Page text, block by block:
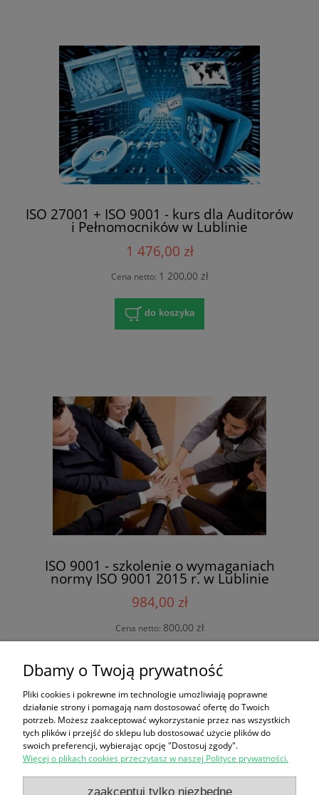
ISO 27001 + ISO 9001 - kurs dla Auditorów
i Pełnomocników w Lublinie
1 476,00 zł
Cena netto: 1 200,00 zł
do koszyka
ISO 9001 - szkolenie o wymaganiach
normy ISO 9001 2015 r. w Lublinie
984,00 zł
Cena netto: 800,00 zł
do koszyka
FORMULARZ ZGŁOSZENIA
Zakupy
Dbamy o Twoją prywatność
Pliki cookies i pokrewne im technologie umożliwiają poprawne
działanie strony i pomagają nam dostosować ofertę do Twoich
potrzeb. Możesz zaakceptować wykorzystanie przez nas wszystkich
tych plików i przejść do sklepu lub dostosować użycie plików do
swoich preferencji, wybierając opcję "Dostosuj zgody".
Więcej o plikach cookies przeczytasz w naszej Polityce prywatności.
zaakceptuj tylko niezbędne